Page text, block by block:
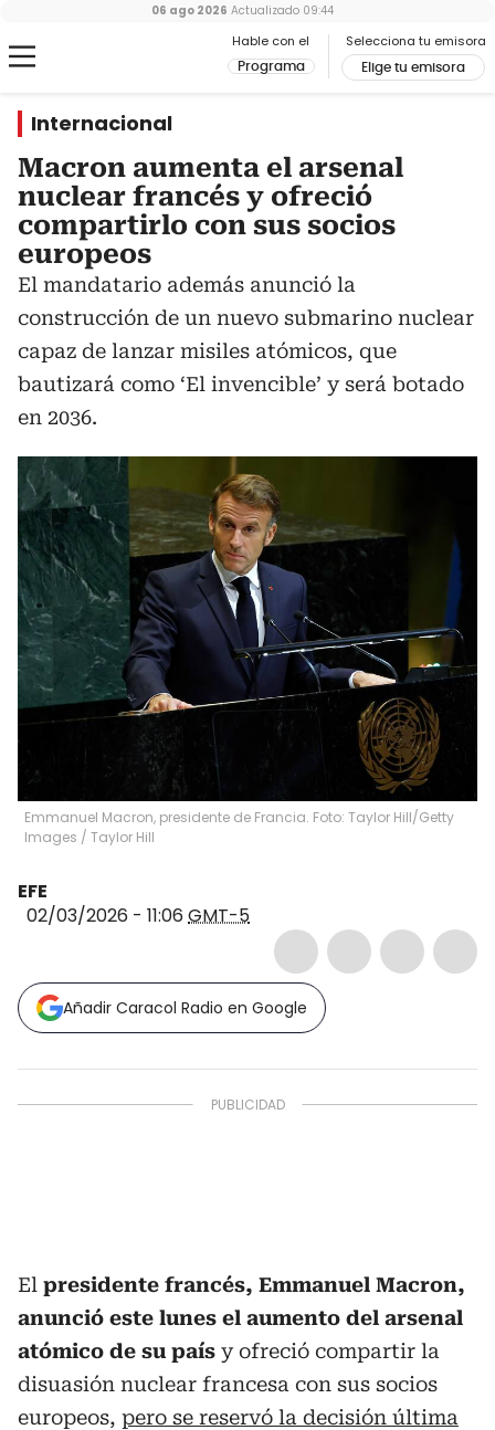
Hable con el
Programa
Selecciona tu emisora
Elige tu emisora
06 ago 2026 Actualizado 09:44
Internacional
Macron aumenta el arsenal
nuclear francés y ofreció
compartirlo con sus socios
europeos
El mandatario además anunció la
construcción de un nuevo submarino nuclear
capaz de lanzar misiles atómicos, que
bautizará como ‘El invencible’ y será botado
en 2036.
Emmanuel Macron, presidente de Francia. Foto: Taylor Hill/Getty
Images / Taylor Hill
EFE
02/03/2026 - 11:06 GMT-5
Añadir Caracol Radio en Google
El presidente francés, Emmanuel Macron,
anunció este lunes el aumento del arsenal
atómico de su país y ofreció compartir la
disuasión nuclear francesa con sus socios
europeos, pero se reservó la decisión última